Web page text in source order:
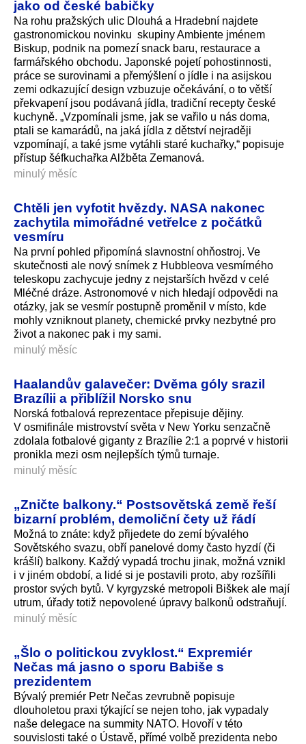
jako od české babičky
Na rohu pražských ulic Dlouhá a Hradební najdete
gastronomickou novinku skupiny Ambiente jménem
Biskup, podnik na pomezí snack baru, restaurace a
farmářského obchodu. Japonské pojetí pohostinnosti,
práce se surovinami a přemýšlení o jídle i na asijskou
zemi odkazující design vzbuzuje očekávání, o to větší
překvapení jsou podávaná jídla, tradiční recepty české
kuchyně. „Vzpomínali jsme, jak se vařilo u nás doma,
ptali se kamarádů, na jaká jídla z dětství nejraději
vzpomínají, a také jsme vytáhli staré kuchařky,“ popisuje
přístup šéfkuchařka Alžběta Zemanová.
minulý měsíc
Chtěli jen vyfotit hvězdy. NASA nakonec
zachytila mimořádné vetřelce z počátků
vesmíru
Na první pohled připomíná slavnostní ohňostroj. Ve
skutečnosti ale nový snímek z Hubbleova vesmírného
teleskopu zachycuje jedny z nejstarších hvězd v celé
Mléčné dráze. Astronomové v nich hledají odpovědi na
otázky, jak se vesmír postupně proměnil v místo, kde
mohly vzniknout planety, chemické prvky nezbytné pro
život a nakonec pak i my sami.
minulý měsíc
Haalandův galavečer: Dvěma góly srazil
Brazílii a přiblížil Norsko snu
Norská fotbalová reprezentace přepisuje dějiny.
V osmifinále mistrovství světa v New Yorku senzačně
zdolala fotbalové giganty z Brazílie 2:1 a poprvé v historii
pronikla mezi osm nejlepších týmů turnaje.
minulý měsíc
„Zničte balkony.“ Postsovětská země řeší
bizarní problém, demoliční čety už řádí
Možná to znáte: když přijedete do zemí bývalého
Sovětského svazu, obří panelové domy často hyzdí (či
krášlí) balkony. Každý vypadá trochu jinak, možná vznikl
i v jiném období, a lidé si je postavili proto, aby rozšířili
prostor svých bytů. V kyrgyzské metropoli Biškek ale mají
utrum, úřady totiž nepovolené úpravy balkonů odstraňují.
minulý měsíc
„Šlo o politickou zvyklost.“ Expremiér
Nečas má jasno o sporu Babiše s
prezidentem
Bývalý premiér Petr Nečas zevrubně popisuje
dlouholetou praxi týkající se nejen toho, jak vypadaly
naše delegace na summity NATO. Hovoří v této
souvislosti také o Ústavě, přímé volbě prezidenta nebo